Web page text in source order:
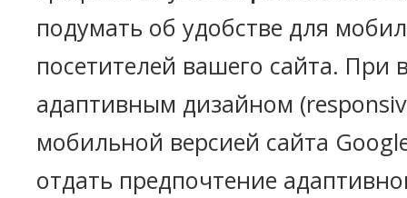
подумать об удобстве для
посетителей вашего сайта. При
адаптивным дизайном
мобильной версией сайта
отдать предпочтение